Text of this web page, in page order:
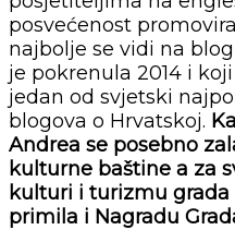
posvećenost
najbolje se vidi na
je pokrenula 2014 i
jedan od svjetski
blogova o Hrvatskoj.
Andrea se posebno
kulturne baštine a za
kulturi i turizmu grada
primila i Nagradu